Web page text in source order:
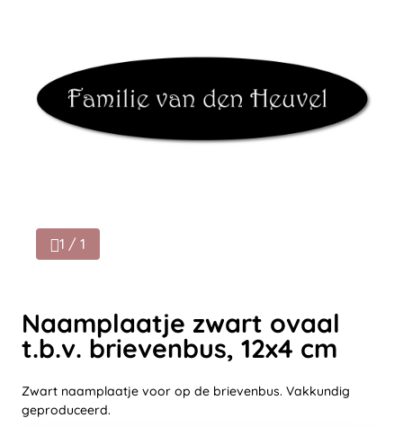
1 / 1
Naamplaatje zwart ovaal
t.b.v. brievenbus, 12x4 cm
Zwart naamplaatje voor op de brievenbus. Vakkundig
geproduceerd.